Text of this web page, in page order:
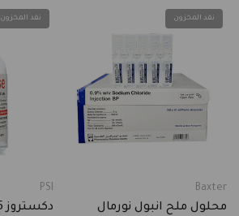
نفد المخزون
Vendor:
Baxter
محلول ملح انبول نورمال
نفد المخزون
Vendor:
PSI
دكستروز 5 % محلول 50 مل